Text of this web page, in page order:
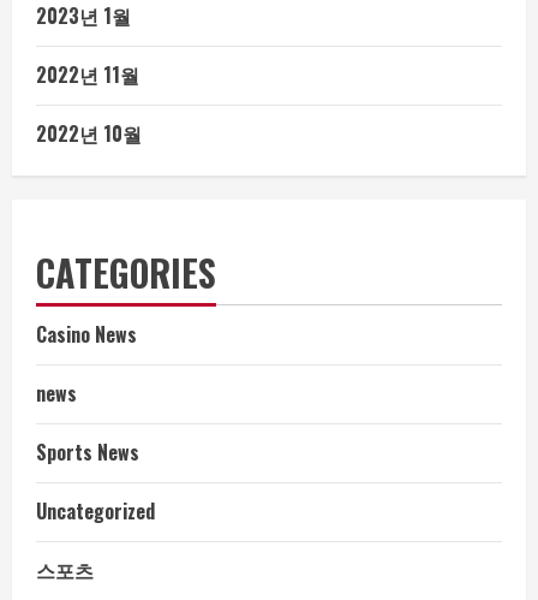
2023년 1월
2022년 11월
2022년 10월
CATEGORIES
Casino News
news
Sports News
Uncategorized
스포츠